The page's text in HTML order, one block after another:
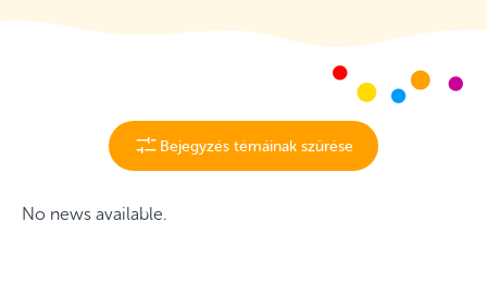
Bejegyzés témáinak szűrése
No news available.